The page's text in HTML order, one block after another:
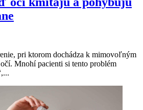
pri ktorom dochádza k mimovoľným
Mnohí pacienti si tento problém